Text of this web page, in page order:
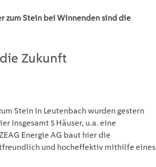
zum Stein bei Winnenden sind die
Zukunft
Stein in Leutenbach wurden gestern
insgesamt 5 Häuser, u.a. eine
Energie AG baut hier die
und hocheffektiv mithilfe eines